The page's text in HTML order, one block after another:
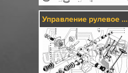
Управление рулевое в сборе, управление рулевое